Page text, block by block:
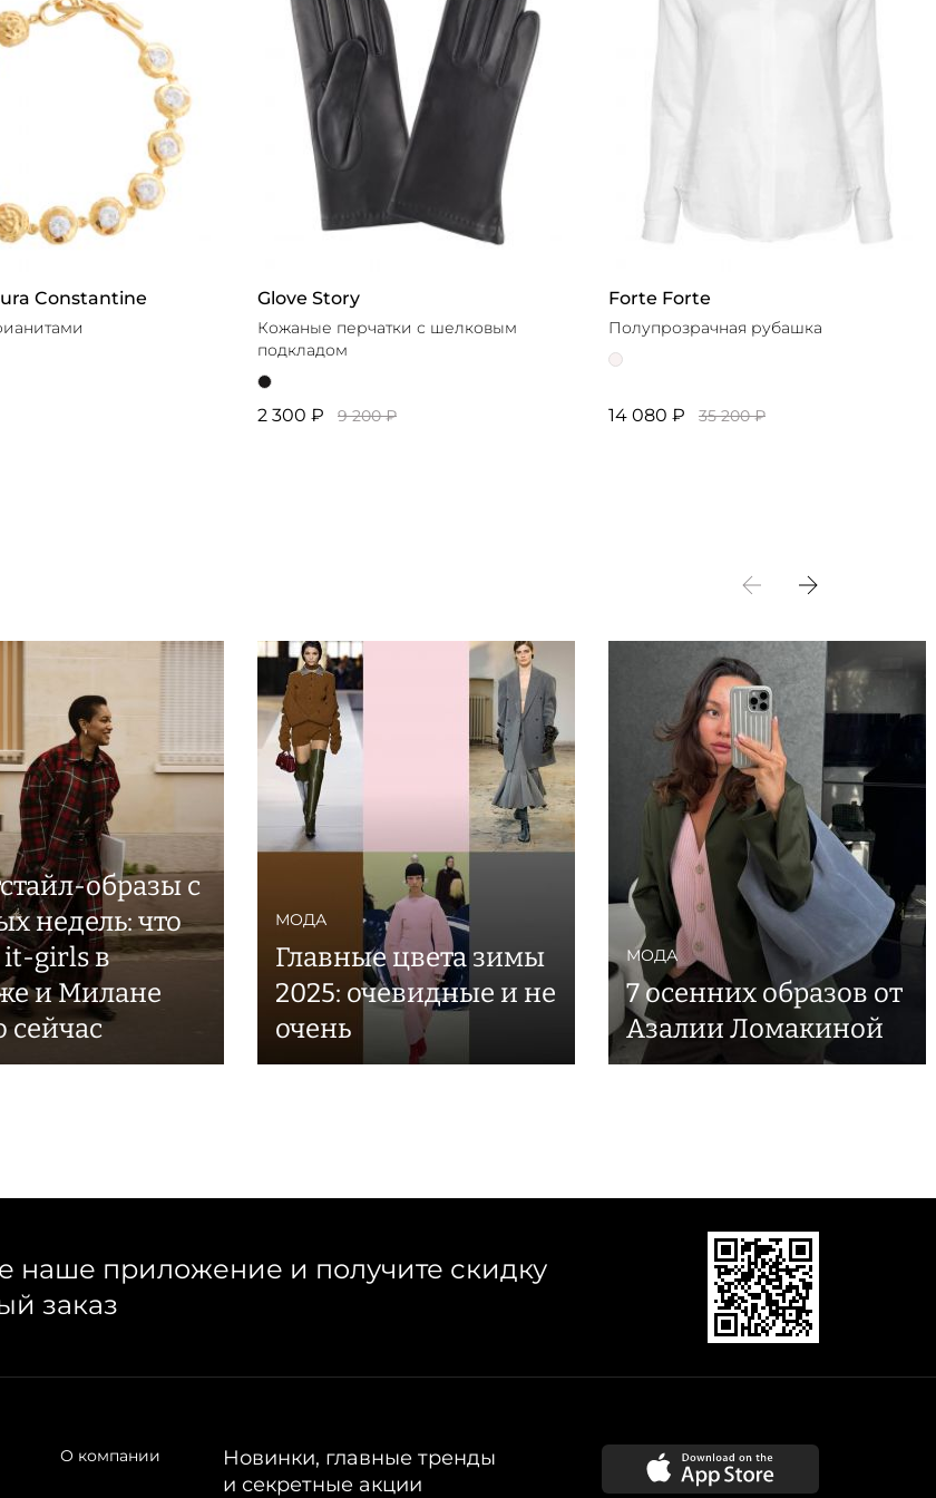
Constantine Glove Story
Кожаные перчатки с шелковым
подкладом
2 300 ₽ 9 200 ₽
Forte Forte
Полупрозрачная рубашка
14 080 ₽ 35 200 ₽
образы c
недель: что
it-girls в
и Милане
сейчас
МОДА
Главные цвета зимы
2025: очевидные и не
очень
МОДА
7 осенних образов от
Азалии Ломакиной
наше приложение и получите скидку
заказ
О компании
Новинки, главные тренды
и секретные акции